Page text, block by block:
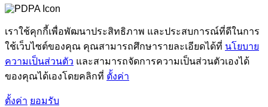
เราใช้คุกกี้เพื่อพัฒนาประสิทธิภาพ และประสบการณ์ที่ดีในการ
ใช้เว็บไซต์ของคุณ คุณสามารถศึกษารายละเอียดได้ที่ นโยบาย
ความเป็นส่วนตัว และสามารถจัดการความเป็นส่วนตัวเองได้
ของคุณได้เองโดยคลิกที่ ตั้งค่า
ตั้งค่า ยอมรับ